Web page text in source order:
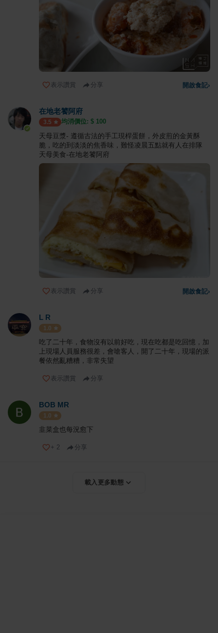
表示讚賞 分享 開啟食記›
在地老饕阿府
3.5 均消價位: $ 100
天母豆漿- 遵循古法的手工現桿蛋餅，外皮煎的金黃酥
脆，吃的到淡淡的焦香味，難怪凌晨五點就有人在排隊
天母美食-在地老饕阿府
表示讚賞 分享 開啟食記›
L R
1.0
吃了二十年，食物沒有以前好吃，現在吃都是吃回憶，加
上現場人員服務很差，會嗆客人，開了二十年，現場的派
餐依然亂糟糟，非常失望
表示讚賞 分享
BOB MR
1.0
韭菜盒也每況愈下
+ 2 分享
載入更多動態